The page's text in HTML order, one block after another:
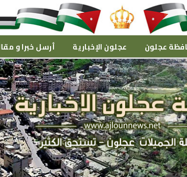
عجلون عجلون الإخبارية أرسل خبرا و